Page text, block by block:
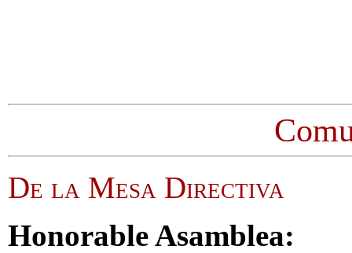
De la Mesa Directiva
Honorable Asamblea: